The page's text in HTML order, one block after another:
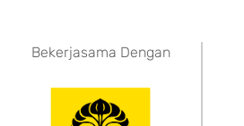
Bekerjasama Dengan